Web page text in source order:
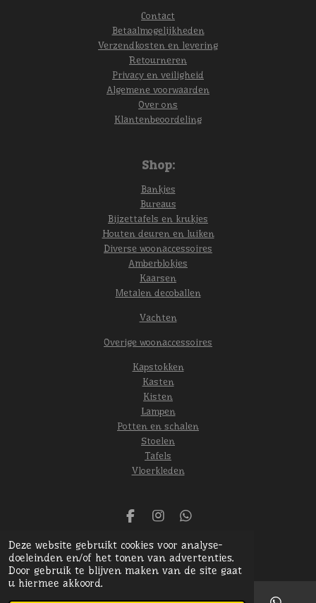
Deze website gebruikt cookies voor analyse-
doeleinden en/of het tonen van advertenties.
Door gebruik te blijven maken van de site gaat
u hiermee akkoord.
Contact
Betaalmogelijkheden
Verzendkosten en levering
Retourneren
Privacy en veiligheid
Algemene voorwaarden
Over ons
Klantenbeoordeling
Shop:
Bankjes
Bureaus
Bijzettafels en krukjes
Houten deuren en luiken
Diverse woonaccessoires
Amberblokjes
Kaarsen
Metalen decoballen
Vachten
Overige woonaccessoires
Kapstokken
Kasten
Kisten
Lampen
Potten en schalen
Stoelen
Tafels
Vloerkleden
F
c
e
b
o
I
s
t
a
r
W
a
t
s
p
Powered by JouwWeb